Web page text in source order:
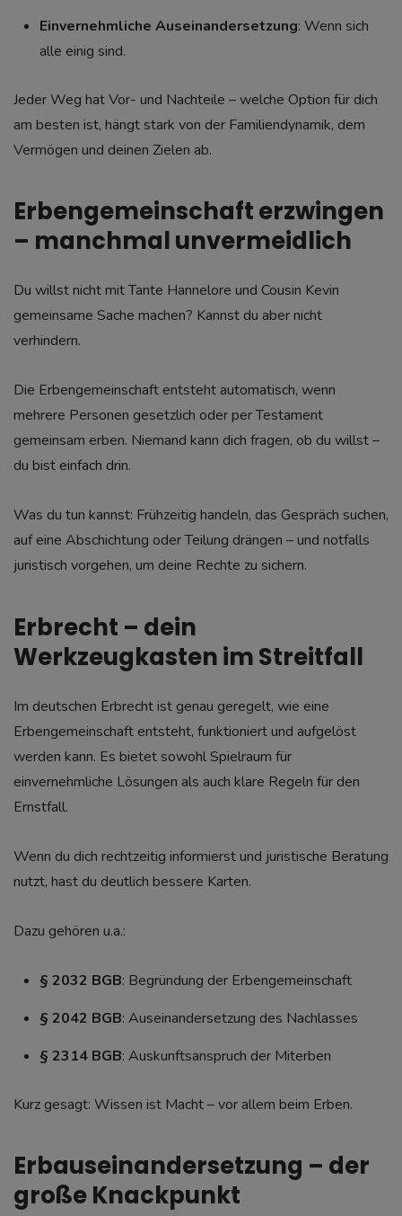
Einvernehmliche Auseinandersetzung: Wenn sich
alle einig sind.
Jeder Weg hat Vor- und Nachteile – welche Option für dich
am besten ist, hängt stark von der Familiendynamik, dem
Vermögen und deinen Zielen ab.
Erbengemeinschaft erzwingen
– manchmal unvermeidlich
Du willst nicht mit Tante Hannelore und Cousin Kevin
gemeinsame Sache machen? Kannst du aber nicht
verhindern.
Die Erbengemeinschaft entsteht automatisch, wenn
mehrere Personen gesetzlich oder per Testament
gemeinsam erben. Niemand kann dich fragen, ob du willst –
du bist einfach drin.
Was du tun kannst: Frühzeitig handeln, das Gespräch suchen,
auf eine Abschichtung oder Teilung drängen – und notfalls
juristisch vorgehen, um deine Rechte zu sichern.
Erbrecht – dein
Werkzeugkasten im Streitfall
Im deutschen Erbrecht ist genau geregelt, wie eine
Erbengemeinschaft entsteht, funktioniert und aufgelöst
werden kann. Es bietet sowohl Spielraum für
einvernehmliche Lösungen als auch klare Regeln für den
Ernstfall.
Wenn du dich rechtzeitig informierst und juristische Beratung
nutzt, hast du deutlich bessere Karten.
Dazu gehören u.a.:
§ 2032 BGB: Begründung der Erbengemeinschaft
§ 2042 BGB: Auseinandersetzung des Nachlasses
§ 2314 BGB: Auskunftsanspruch der Miterben
Kurz gesagt: Wissen ist Macht – vor allem beim Erben.
Erbauseinandersetzung – der
große Knackpunkt